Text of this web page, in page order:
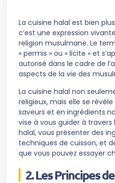
La cuisine halal est bien
c’est une expression
religion musulmane. Le
« permis » ou « licite » et
autorisé dans le cadre de
aspects de la vie des
La cuisine halal non
religieux, mais elle se
saveurs et en ingrédients
vise à vous guider à
halal, vous présenter des
techniques de cuisson, et
que vous pouvez essayer
2. Les Principes